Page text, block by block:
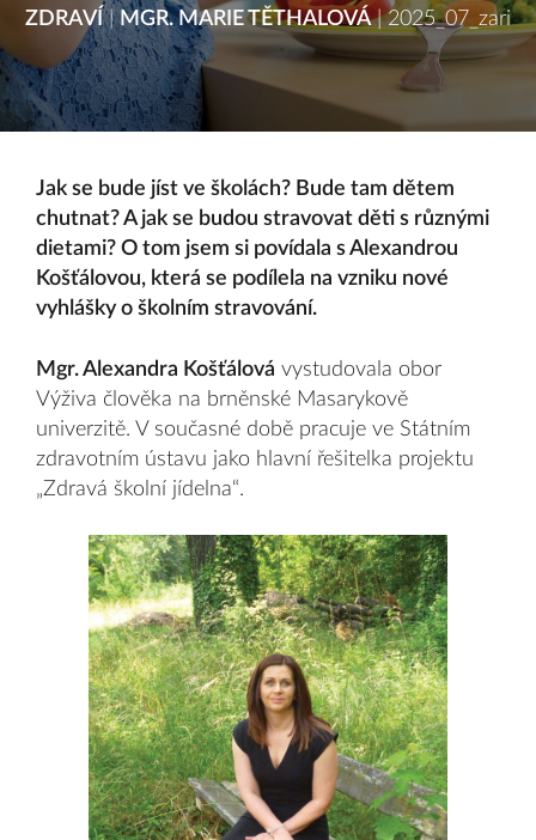
ZDRAVÍ|MGR. MARIE TĚTHALOVÁ|2025_07_zari
Jak se bude jíst ve školách? Bude tam dětem
chutnat? A jak se budou stravovat děti s různými
dietami? O tom jsem si povídala s Alexandrou
Košťálovou, která se podílela na vzniku nové
vyhlášky o školním stravování.
Mgr. Alexandra Košťálová vystudovala obor
Výživa člověka na brněnské Masarykově
univerzitě. V současné době pracuje ve Státním
zdravotním ústavu jako hlavní řešitelka projektu
„Zdravá školní jídelna“.